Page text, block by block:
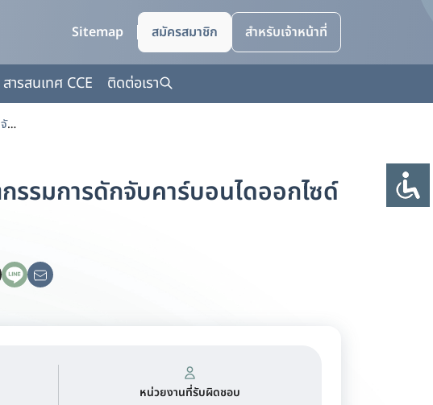
Sitemap สมัครสมาชิก สำหรับเจ้าหน้าที่
สารสนเทศ CCE ติดต่อเรา
เข้าร่วมพิธีลงนามข้อตกลงความร่วมมือเพื่อขับเคลื่อนนวัตกรรมการดักจับคาร์บอนไดออกไซด์ ระดับนำร่อง
รมการดักจับคาร์บอนไดออกไซด์
หน่วยงานที่รับผิดชอบ